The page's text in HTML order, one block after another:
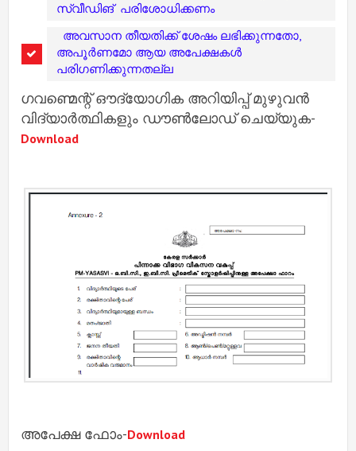
സ്വീഡിങ് പരിശോധിക്കണം
അവസാന തീയതിക്ക് ശേഷം ലഭിക്കുന്നതോ,
അപൂർണമോ ആയ അപേക്ഷകൾ
പരിഗണിക്കുന്നതല്ല
ഗവണ്മെന്റ് ഔദ്യോഗിക അറിയിപ്പ് മുഴുവൻ
വിദ്യാർത്ഥികളും ഡൗൺലോഡ് ചെയ്യുക-
Download
അപേക്ഷ ഫോം-Download